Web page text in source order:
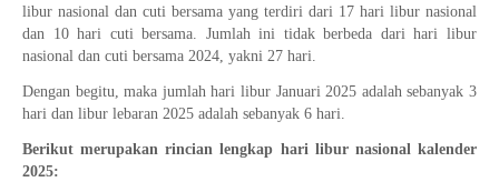
libur nasional dan cuti bersama yang terdiri dari 17 hari libur nasional
dan 10 hari cuti bersama. Jumlah ini tidak berbeda dari hari libur
nasional dan cuti bersama 2024, yakni 27 hari.
Dengan begitu, maka jumlah hari libur Januari 2025 adalah sebanyak 3
hari dan libur lebaran 2025 adalah sebanyak 6 hari.
Berikut merupakan rincian lengkap hari libur nasional kalender
2025: